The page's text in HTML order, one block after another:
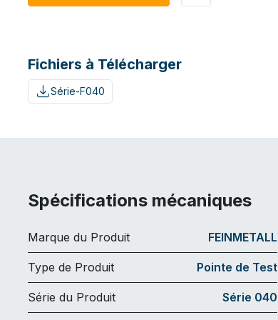
Fichiers à Télécharger
Série-F040
Spécifications mécaniques
Marque du Produit FEINMETALL
Type de Produit Pointe de Test
Série du Produit Série 040